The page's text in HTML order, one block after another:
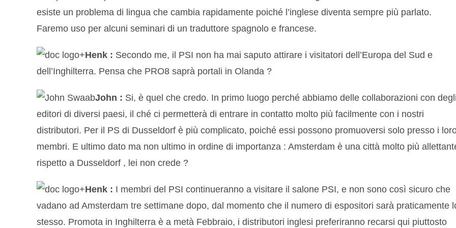
esiste un problema di lingua che cambia rapidamente poiché l’inglese diventa sempre più parlato.
Faremo uso per alcuni seminari di un traduttore spagnolo e francese.
Henk : Secondo me, il PSI non ha mai saputo attirare i visitatori dell’Europa del Sud e
dell’Inghilterra. Pensa che PRO8 saprà portali in Olanda ?
John : Si, è quel che credo. In primo luogo perché abbiamo delle collaborazioni con degli
editori di diversi paesi, il ché ci permetterà di entrare in contatto molto più facilmente con i nostri
distributori. Per il PS di Dusseldorf è più complicato, poiché essi possono promuoversi solo presso i
membri. E ultimo dato ma non ultimo in ordine di importanza : Amsterdam è una città molto più
rispetto a Dusseldorf , lei non crede ?
Henk : I membri del PSI continueranno a visitare il salone PSI, e non sono così sicuro che
vadano ad Amsterdam tre settimane dopo, dal momento che il numero di espositori sarà praticamente
stesso. Promota in Inghilterra è a metà Febbraio, i distributori inglesi preferiranno recarsi qui piuttosto